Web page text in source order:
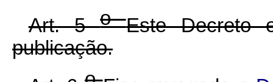
Art. 5oEste Decreto
publicação.